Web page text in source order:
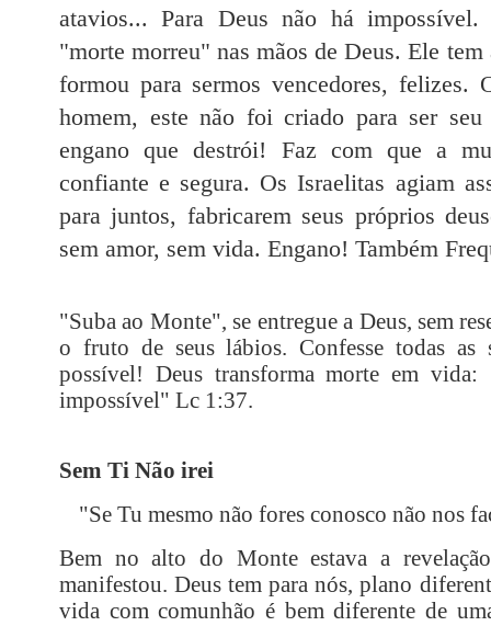
atavios... Para Deus não há
"morte morreu" nas mãos de Deus. Ele
formou para sermos vencedores, felizes.
homem, este não foi criado para ser
engano que destrói! Faz com que a
confiante e segura. Os Israelitas agiam
para juntos, fabricarem seus próprios
sem amor, sem vida. Engano! Também
"Suba ao Monte", se entregue a Deus, sem
o fruto de seus lábios. Confesse todas as
possível! Deus transforma morte em vida:
impossível" Lc 1:37.
Sem Ti Não irei
"Se Tu mesmo não fores conosco não nos
Bem no alto do Monte estava a
manifestou. Deus tem para nós, plano
vida com comunhão é bem diferente de